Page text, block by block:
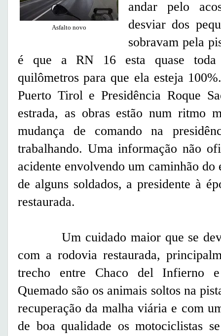
Asfalto novo
andar pelo
desviar dos
sobravam pela
é que a RN 16 esta quase toda
quilômetros para que ela esteja
Puerto Tirol e Presidência Roque
estrada, as obras estão num ritmo
mudança de comando na
trabalhando. Uma informação não
acidente envolvendo um caminhão
de alguns soldados, a presidente à
restaurada.
Um cuidado maior que se
com a rodovia restaurada,
trecho entre Chaco del Infierno
Quemado são os animais soltos na
recuperação da malha viária e com
de boa qualidade os motociclistas